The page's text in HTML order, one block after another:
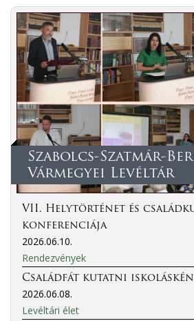
Szabolcs-Szatmár-
Vármegyei Levéltár
VII. Helytörténet és
konferenciája
2026.06.10.
Rendezvények
Családfát kutatni
2026.06.08.
Levéltári élet